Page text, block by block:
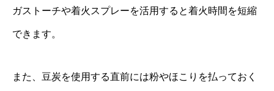
ガストーチや着火スプレーを活用すると着火時間を短縮
できます。
また、豆炭を使用する直前には粉やほこりを払っておく